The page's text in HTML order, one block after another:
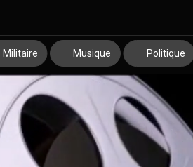
Militaire Musique Politique